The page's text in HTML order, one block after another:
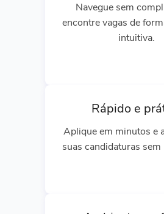
Navegue sem
encontre vagas de
intuitiva.
Rápido e
Aplique em minutos e
suas candidaturas